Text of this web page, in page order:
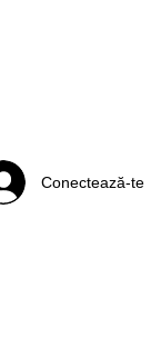
Conectează-te